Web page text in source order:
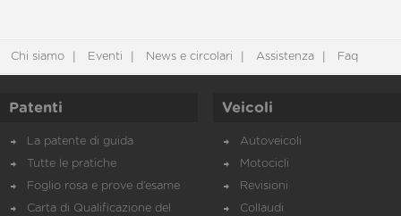
Chi siamo Eventi News e circolari Assistenza Faq
Patenti
La patente di guida
Tutte le pratiche
Foglio rosa e prove d’esame
Carta di Qualificazione del
Veicoli
Autoveicoli
Motocicli
Revisioni
Collaudi